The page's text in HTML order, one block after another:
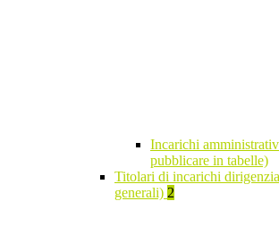
Incarichi
pubblicare in tabelle)
Titolari di incarichi
generali) 2